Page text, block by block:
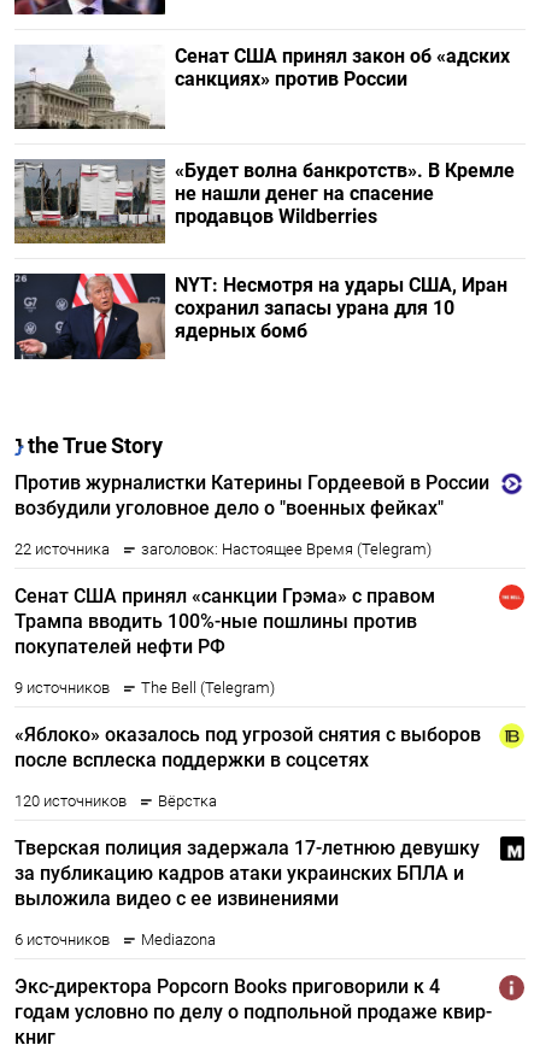
Сенат США принял закон об «адских
санкциях» против России
«Будет волна банкротств». В Кремле
не нашли денег на спасение
продавцов Wildberries
NYT: Несмотря на удары США, Иран
сохранил запасы урана для 10
ядерных бомб